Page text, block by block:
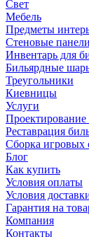
Свет
Мебель
Предметы
Стеновые панели
Инвентарь для
Бильярдные
Треугольники
Киевницы
Услуги
Реставрация
Сборка игровых
Блог
Как купить
Условия оплаты
Условия
Гарантия на
Компания
Контакты